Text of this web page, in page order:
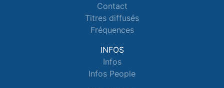
Contact
Titres diffusés
Fréquences
INFOS
Infos
Infos People